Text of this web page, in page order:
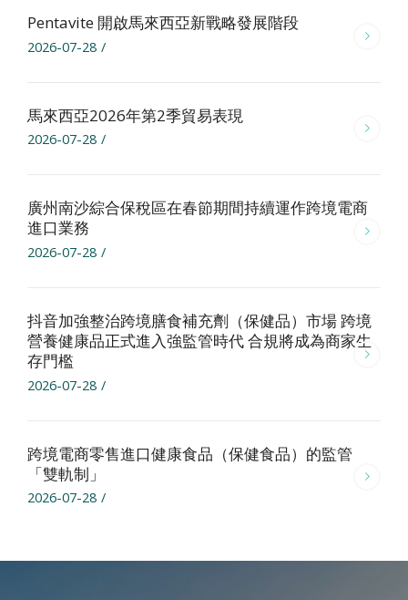
Pentavite 開啟馬來西亞新戰略發展階段
2026-07-28 /
馬來西亞2026年第2季貿易表現
2026-07-28 /
廣州南沙綜合保稅區在春節期間持續運作跨境電商
進口業務
2026-07-28 /
抖音加強整治跨境膳食補充劑（保健品）市場 跨境
營養健康品正式進入強監管時代 合規將成為商家生
存門檻
2026-07-28 /
跨境電商零售進口健康食品（保健食品）的監管
「雙軌制」
2026-07-28 /